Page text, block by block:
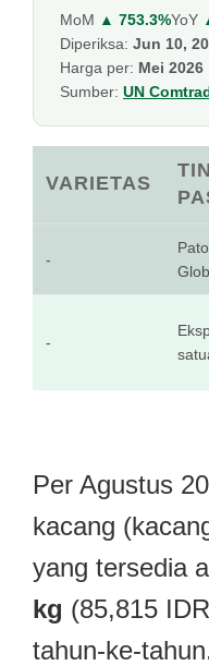
MoM ▲ 753.3%YoY
Diperiksa: Jun 10,
Harga per: Mei 2026
Sumber: UN
VARIETAS
-
-
Per Agustus
kacang
yang tersedia
kg (85,815
tahun-ke-